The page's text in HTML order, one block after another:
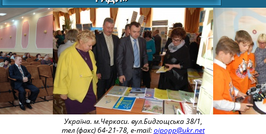
Україна. м.Черкаси. вул.Бидгощська 38/1,
тел (факс) 64-21-78, e-mail:oipopp@ukr.net